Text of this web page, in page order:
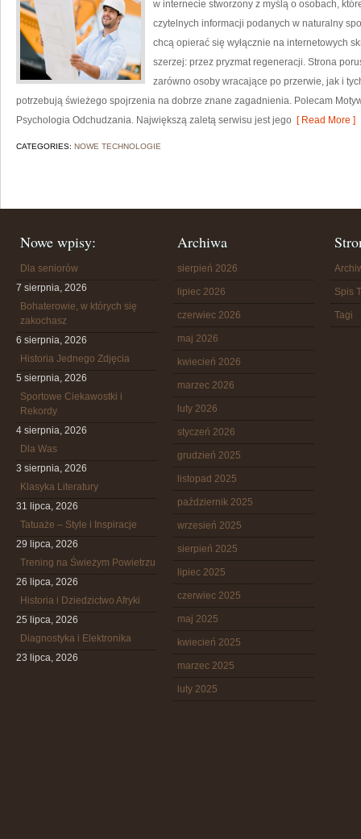
w internecie stworzony z myślą o osobach,
czytelnych informacji podanych w naturalny
chcą opierać się wyłącznie na internetowych
szerzej: przez pryzmat regeneracji. Strona
zarówno osoby wracające po przerwie, jak i
potrzebują świeżego spojrzenia na dobrze znane zagadnienia. Polecam
Psychologia Odchudzania. Największą zaletą serwisu jest jego [ Read More ]
CATEGORIES: NOWE TECHNOLOGIE
Nowe wpisy:
Dla seniorów
7 sierpnia, 2026
Bohaterowie, w których się
zakochasz
6 sierpnia, 2026
Historia Jednego Zdjęcia
5 sierpnia, 2026
Sportowe Ciekawostki i
Rekordy
4 sierpnia, 2026
Dla Was
3 sierpnia, 2026
Klasyka Literatury
31 lipca, 2026
Tatuaże – Style i Inspiracje
29 lipca, 2026
Trening na Świeżym Powietrzu
26 lipca, 2026
Historia i Dziedzictwo Afryki
25 lipca, 2026
Diagnostyka i Elektronika
23 lipca, 2026
Archiwa
sierpień 2026
lipiec 2026
czerwiec 2026
maj 2026
kwiecień 2026
marzec 2026
luty 2026
styczeń 2026
grudzień 2025
listopad 2025
październik 2025
wrzesień 2025
sierpień 2025
lipiec 2025
czerwiec 2025
maj 2025
kwiecień 2025
marzec 2025
luty 2025
Spis
Tagi